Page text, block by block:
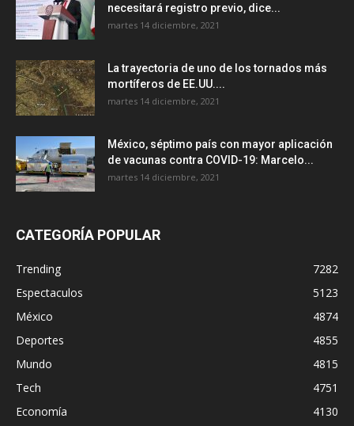
necesitará registro previo, dice...
martes 14 diciembre, 2021
La trayectoria de uno de los tornados más
mortíferos de EE.UU....
martes 14 diciembre, 2021
México, séptimo país con mayor aplicación
de vacunas contra COVID-19: Marcelo...
martes 14 diciembre, 2021
CATEGORÍA POPULAR
Trending
7282
Espectaculos
5123
México
4874
Deportes
4855
Mundo
4815
Tech
4751
Economía
4130